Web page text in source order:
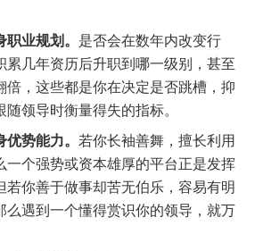
业规划。 是否会在数年内改变行
累几年资历后升职到哪一级别，甚至
倍，这些都是你在决定是否跳槽，抑
领导时衡量得失的指标。
优势能力。若你长袖善舞，擅长利用
一个强势或资本雄厚的平台正是发挥
若你善于做事却苦无伯乐，容易有明
么遇到一个懂得赏识你的领导，就万